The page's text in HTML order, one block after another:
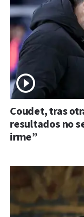
Coudet, tras
resultados no
irme”